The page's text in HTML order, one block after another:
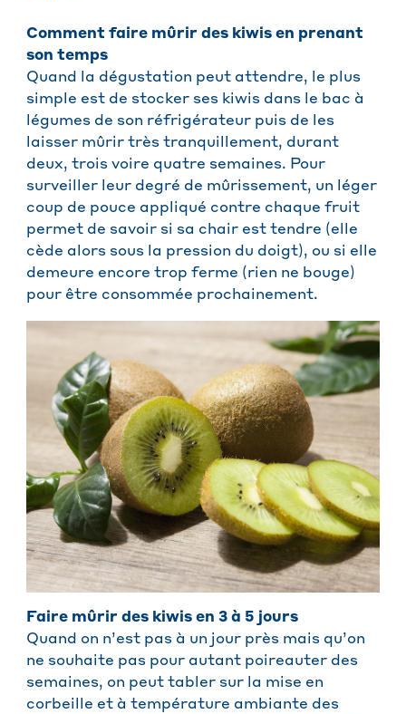
Comment faire mûrir des kiwis en prenant
son temps
Quand la dégustation peut attendre, le plus
simple est de stocker ses kiwis dans le bac à
légumes de son réfrigérateur puis de les
laisser mûrir très tranquillement, durant
deux, trois voire quatre semaines. Pour
surveiller leur degré de mûrissement, un léger
coup de pouce appliqué contre chaque fruit
permet de savoir si sa chair est tendre (elle
cède alors sous la pression du doigt), ou si elle
demeure encore trop ferme (rien ne bouge)
pour être consommée prochainement.
Faire mûrir des kiwis en 3 à 5 jours
Quand on n’est pas à un jour près mais qu’on
ne souhaite pas pour autant poireauter des
semaines, on peut tabler sur la mise en
corbeille et à température ambiante des